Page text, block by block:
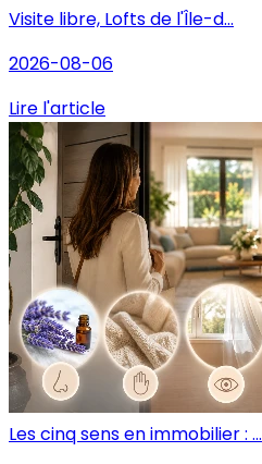
Visite libre, Lofts de l'Île-d...
2026-08-06
Lire l'article
Les cinq sens en immobilier : ...